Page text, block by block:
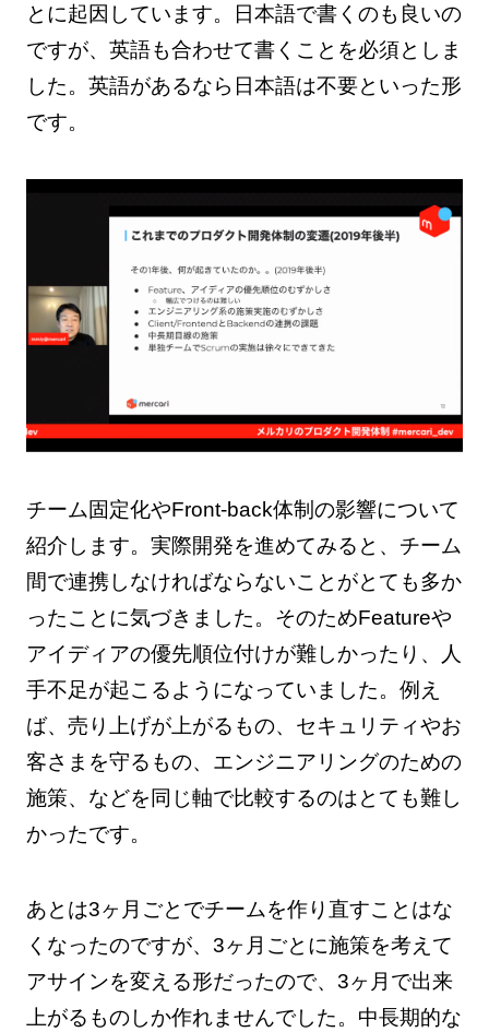
とに起因しています。日本語で書くのも良いの
ですが、英語も合わせて書くことを必須としま
した。英語があるなら日本語は不要といった形
です。
チーム固定化やFront-back体制の影響について
紹介します。実際開発を進めてみると、チーム
間で連携しなければならないことがとても多か
ったことに気づきました。そのためFeatureや
アイディアの優先順位付けが難しかったり、人
手不足が起こるようになっていました。例え
ば、売り上げが上がるもの、セキュリティやお
客さまを守るもの、エンジニアリングのための
施策、などを同じ軸で比較するのはとても難し
かったです。
あとは3ヶ月ごとでチームを作り直すことはな
くなったのですが、3ヶ月ごとに施策を考えて
アサインを変える形だったので、3ヶ月で出来
上がるものしか作れませんでした。中長期的な